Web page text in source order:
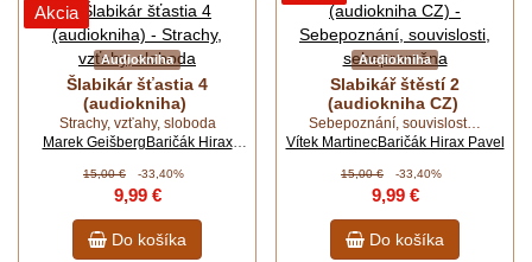
Akcia
Audiokniha
Šlabikár šťastia 4
(audiokniha)
Strachy, vzťahy, sloboda
Marek Geišberg Baričák Hirax
15,00 € -33,40%
9,99 €
Do košíka
Audiokniha
Slabikář štěstí 2
(audiokniha CZ)
Sebepoznání, souvislost…
Vítek MartinecBaričák Hirax Pavel
15,00 € -33,40%
9,99 €
Do košíka